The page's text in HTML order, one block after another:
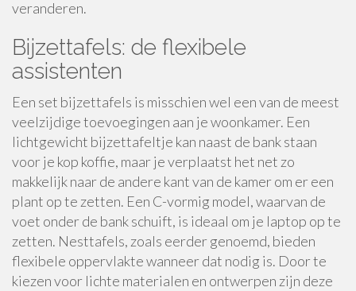
veranderen.
Bijzettafels: de flexibele
assistenten
Een set bijzettafels is misschien wel een van de meest
veelzijdige toevoegingen aan je woonkamer. Een
lichtgewicht bijzettafeltje kan naast de bank staan
voor je kop koffie, maar je verplaatst het net zo
makkelijk naar de andere kant van de kamer om er een
plant op te zetten. Een C-vormig model, waarvan de
voet onder de bank schuift, is ideaal om je laptop op te
zetten. Nesttafels, zoals eerder genoemd, bieden
flexibele oppervlakte wanneer dat nodig is. Door te
kiezen voor lichte materialen en ontwerpen zijn deze